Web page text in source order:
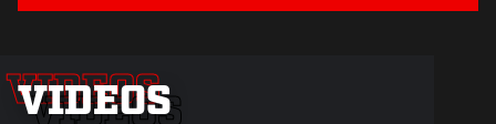
VIDEOS
VIDEOS
VIDEOS
unser
Auswärts…